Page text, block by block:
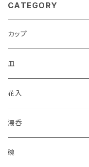
CATEGORY
カップ
皿
花入
湯呑
碗